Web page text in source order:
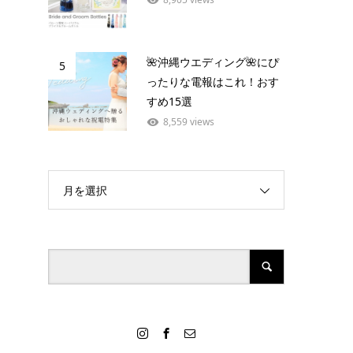
5
🌺沖縄ウエディング🌺にぴ
ったりな電報はこれ！おす
すめ15選
8,559 views
月を選択